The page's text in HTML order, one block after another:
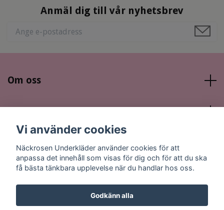
Anmäl dig till vår nyhetsbrev
Om oss
Sociala medier
Vi använder cookies
Näckrosen Underkläder använder cookies för att
anpassa det innehåll som visas för dig och för att du ska
få bästa tänkbara upplevelse när du handlar hos oss.
Godkänn alla